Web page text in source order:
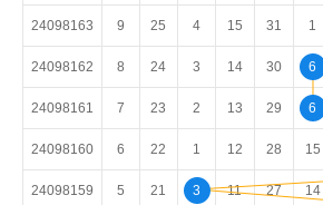
24098163 9 25 4 15 31 1
24098162 8 24 3 14 30 6
24098161 7 23 2 13 29 6
24098160 6 22 1 12 28 15
24098159 5 21 3 11 27 14